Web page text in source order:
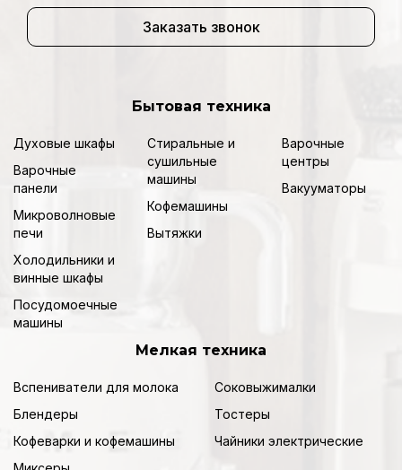
Заказать звонок
Бытовая техника
Духовые шкафы
Варочные
панели
Микроволновые
печи
Холодильники и
винные шкафы
Посудомоечные
машины
Стиральные и
сушильные
машины
Кофемашины
Вытяжки
Варочные
центры
Вакууматоры
Мелкая техника
Вспениватели для молока
Блендеры
Кофеварки и кофемашины
Соковыжималки
Тостеры
Чайники электрические